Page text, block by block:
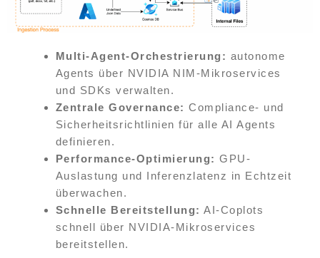
Multi-Agent-Orchestrierung: autonome
Agents über NVIDIA NIM-Mikroservices
und SDKs verwalten.
Zentrale Governance: Compliance- und
Sicherheitsrichtlinien für alle AI Agents
definieren.
Performance-Optimierung: GPU-
Auslastung und Inferenzlatenz in Echtzeit
überwachen.
Schnelle Bereitstellung: AI-Coplots
schnell über NVIDIA-Mikroservices
bereitstellen.